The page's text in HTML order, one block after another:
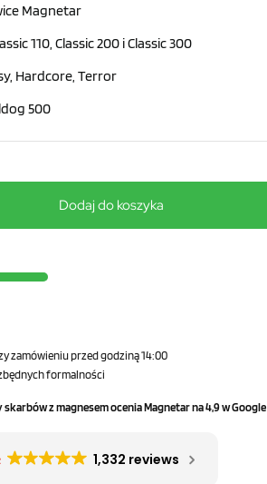
Magnetar
110, Classic 200 i Classic 300
Hardcore, Terror
500
Dodaj do koszyka
zamówieniu przed godziną 14:00
formalności
z magnesem ocenia Magnetar na 4,9 w Google
1,332 reviews